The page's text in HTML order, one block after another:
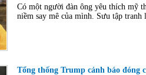
Có một người đàn ông yêu thích mỹ
niềm say mê của mình. Sưu tập tranh
Tổng thống Trump cảnh báo đóng